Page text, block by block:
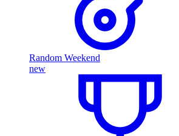
Random Weekend
new